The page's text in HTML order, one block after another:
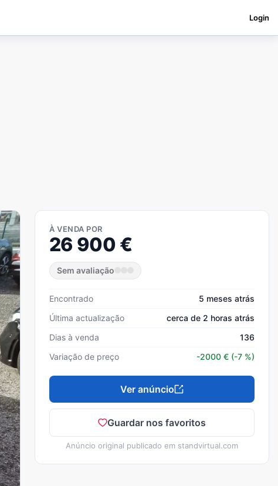
Login
À VENDA POR
26 900 €
Sem avaliação
Encontrado
5 meses atrás
Última actualização
cerca de 2 horas atrás
Dias à venda
136
Variação de preço
-2000 € (-7 %)
Ver anúncio
Guardar nos favoritos
Anúncio original publicado em standvirtual.com